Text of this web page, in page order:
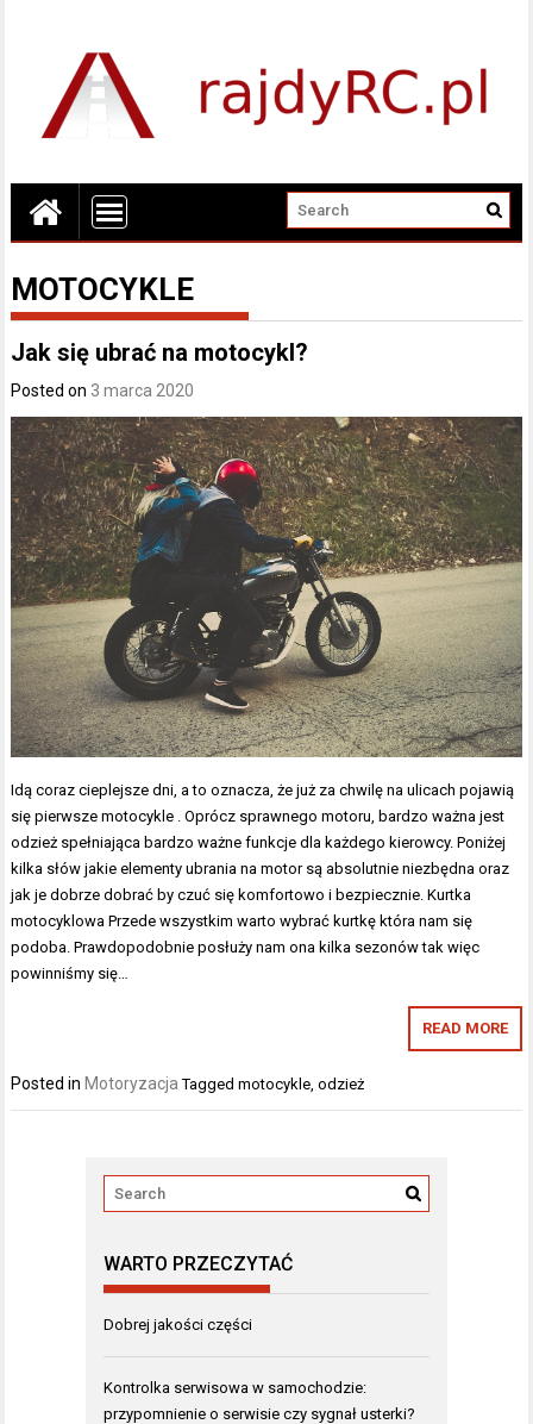
MOTOCYKLE
Jak się ubrać na motocykl?
Posted on 3 marca 2020
Idą coraz cieplejsze dni, a to oznacza, że już za chwilę na ulicach pojawią
się pierwsze motocykle . Oprócz sprawnego motoru, bardzo ważna jest
odzież spełniająca bardzo ważne funkcje dla każdego kierowcy. Poniżej
kilka słów jakie elementy ubrania na motor są absolutnie niezbędna oraz
jak je dobrze dobrać by czuć się komfortowo i bezpiecznie. Kurtka
motocyklowa Przede wszystkim warto wybrać kurtkę która nam się
podoba. Prawdopodobnie posłuży nam ona kilka sezonów tak więc
powinniśmy się…
READ MORE
Posted in Motoryzacja Taggedmotocykle ,odzież
WARTO PRZECZYTAĆ
Dobrej jakości części
Kontrolka serwisowa w samochodzie:
przypomnienie o serwisie czy sygnał usterki?